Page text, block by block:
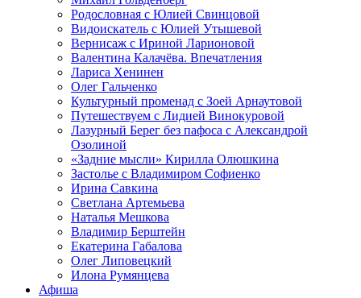
Родословная с Юлией Свинцовой
Видоискатель с Юлией Утышевой
Вернисаж с Ириной Ларионовой
Валентина Калачёва. Впечатления
Лариса Хенинен
Олег Гальченко
Культурный променад с Зоей Арнаутовой
Путешествуем с Лидией Винокуровой
Лазурный Берег без пафоса с Александрой
Озолиной
«Задние мысли» Кирилла Олюшкина
Застолье с Владимиром Софиенко
Ирина Савкина
Светлана Артемьева
Наталья Мешкова
Владимир Берштейн
Екатерина Габалова
Олег Липовецкий
Илона Румянцева
Афиша